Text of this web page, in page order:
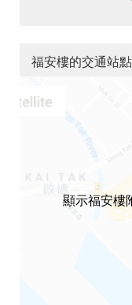
福安樓的交通站點
顯示福安樓